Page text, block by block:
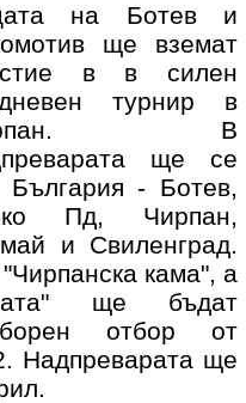
на Ботев и
ще вземат
в в силен
турнир в
В
ще се
- Ботев,
Пд, Чирпан,
и Свиленград.
кама", а
ще бъдат
отбор от
Надпреварата ще